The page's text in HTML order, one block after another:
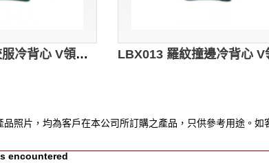
LBX015 訂造校服冷背心 V領純色冷背心 羊毛冷背心 冷背心公司
品照片，均為客戶在本公司所訂購之產品，只供參考用途。
encountered